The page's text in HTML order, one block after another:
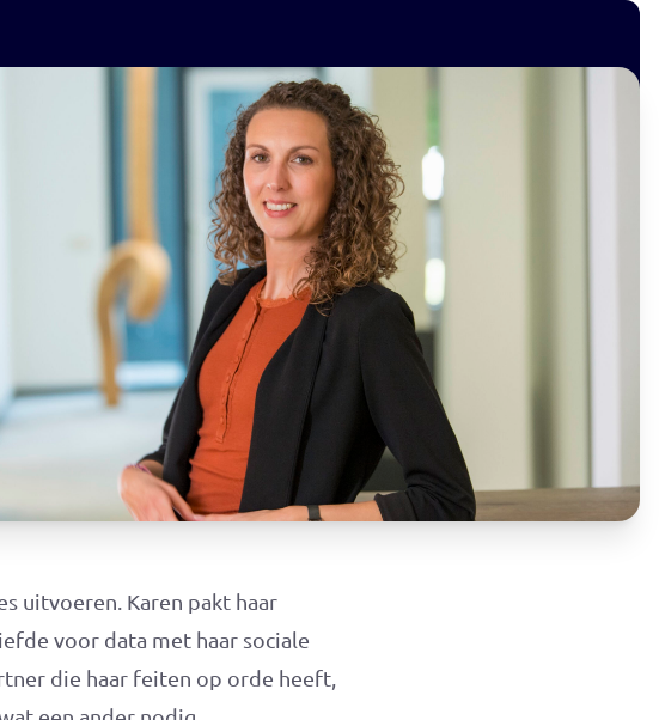
Geen resultaten gevonden
uitvoeren. Karen pakt haar
voor data met haar sociale
die haar feiten op orde heeft,